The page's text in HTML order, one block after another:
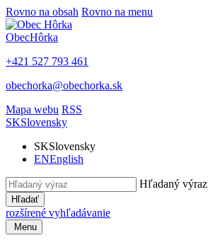
Rovno na obsah Rovno na menu
ObecHôrka
+421 527 793 461
obechorka@obechorka.sk
Mapa webu RSS
SKSlovensky
SKSlovensky
ENEnglish
Hľadaný výraz
Hľadať
rozšírené vyhľadávanie
Menu